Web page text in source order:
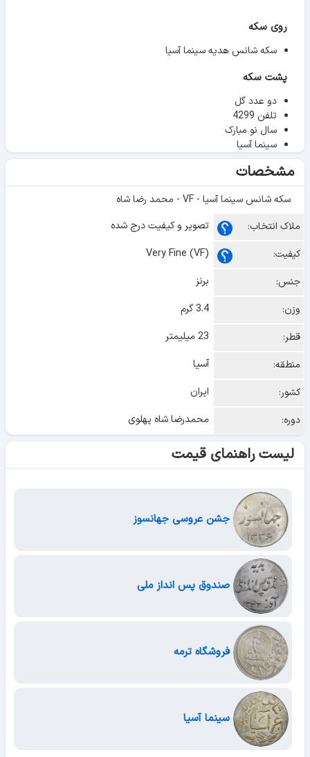
روی سکه
سکه شانس هدیه سینما آسیا
پشت سکه
دو عدد گل
تلفن 4299
سال نو مبارک
سینما آسیا
مشخصات
سکه شانس سینما آسیا - VF - محمد رضا شاه
ملاک انتخاب:
تصویر و کیفیت درج شده
کیفیت:
Very Fine (VF)
جنس:
برنز
وزن:
3.4 گرم
قطر:
23 میلیمتر
منطقه:
آسیا
کشور:
ایران
دوره:
محمدرضا شاه پهلوی
لیست راهنمای قیمت
جشن عروسی جهانسوز
صندوق پس انداز ملی
فروشگاه ترمه
سینما آسیا